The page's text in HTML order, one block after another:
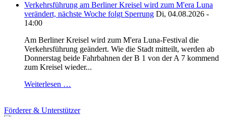
Verkehrsführung am Berliner Kreisel wird zum M'era Luna
verändert, nächste Woche folgt Sperrung Di, 04.08.2026 -
14:00
Am Berliner Kreisel wird zum M'era Luna-Festival die
Verkehrsführung geändert. Wie die Stadt mitteilt, werden ab
Donnerstag beide Fahrbahnen der B 1 von der A 7 kommend
zum Kreisel wieder...
Weiterlesen …
Förderer & Unterstützer